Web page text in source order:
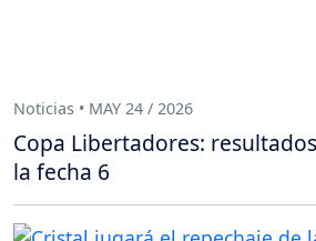
Noticias • MAY 24 / 2026
Copa Libertadores:
la fecha 6